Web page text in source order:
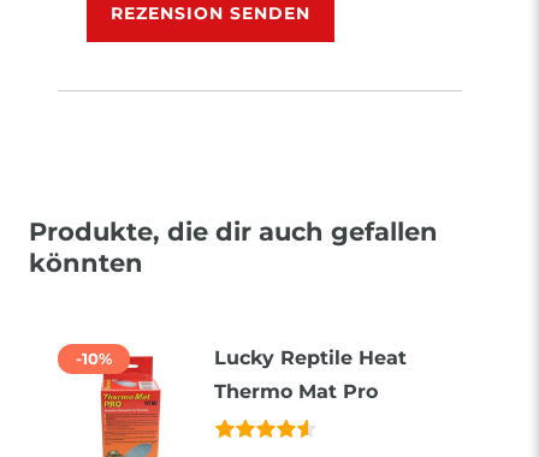
REZENSION SENDEN
Produkte, die dir auch gefallen
könnten
-10%
Lucky Reptile Heat
Thermo Mat Pro